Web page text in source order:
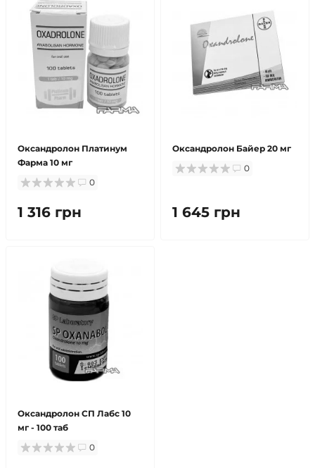
Оксандролон Платинум
Фарма 10 мг
0
1 316 грн
Оксандролон Байер 20 мг
0
1 645 грн
Оксандролон СП Лабс 10
мг - 100 таб
0